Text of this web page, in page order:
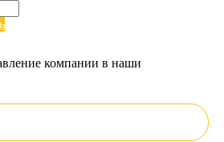
компании в наши